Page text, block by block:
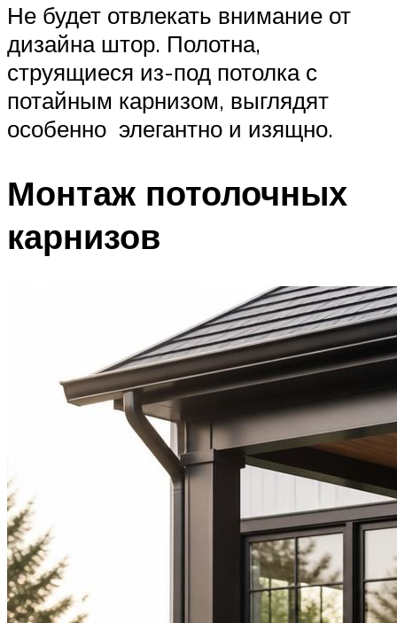
Не будет отвлекать внимание от
дизайна штор. Полотна,
струящиеся из-под потолка с
потайным карнизом, выглядят
особенно элегантно и изящно.
Монтаж потолочных
карнизов